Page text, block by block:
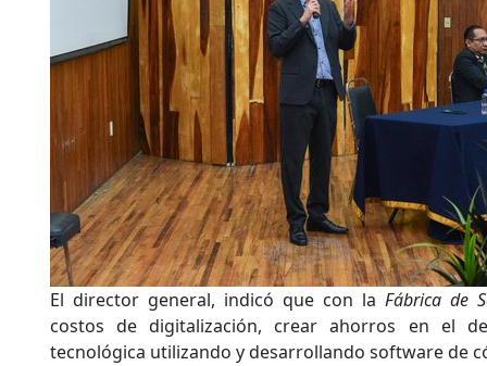
El director general, indicó que con laFábrica de
costos de digitalización, crear ahorros en el
tecnológica utilizando y desarrollando software de